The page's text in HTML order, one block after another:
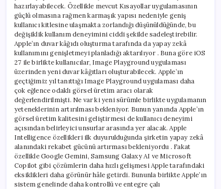
hazırlayabilecek. Özellikle mevcut Kısayollar uygulamasının
güçlü olmasına rağmen karmaşık yapısı nedeniyle geniş
kullanıcı kitlesine ulaşmakta zorlandığı düşünüldüğünde, bu
değişiklik kullanım deneyimini ciddi şekilde sadeleştirebilir.
Apple’ın duvar kâğıdı oluşturma tarafında da yapay zekâ
kullanımını genişletmeyi planladığı aktarılıyor . Buna göre iOS
27 ile birlikte kullanıcılar, Image Playground uygulaması
üzerinden yeni duvar kâğıtları oluşturabilecek. Apple’ın
geçtiğimiz yıl tanıttığı Image Playground uygulaması daha
çok eğlence odaklı görsel üretim aracı olarak
değerlendirilmişti. Ne var ki yeni sürümle birlikte uygulamanın
yeteneklerinin artırılması bekleniyor. Bunun yanında Apple’ın
görsel üretim kalitesini geliştirmesi de kullanıcı deneyimi
açısından belirleyici unsurlar arasında yer alacak. Apple
Intelligence özellikleri ilk duyurulduğunda şirketin yapay zekâ
alanındaki rekabet gücünü artırması bekleniyordu . Fakat
özellikle Google Gemini, Samsung Galaxy AI ve Microsoft
Copilot gibi çözümlerin daha hızlı gelişmesi Apple tarafındaki
eksiklikleri daha görünür hâle getirdi. Bununla birlikte Apple’ın
sistem genelinde daha kontrollü ve entegre çalı